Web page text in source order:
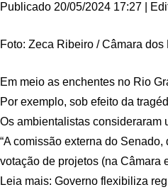
Publicado 20/05/2024 17:27 |
Foto: Zeca Ribeiro / Câmara dos
Em meio as enchentes no Rio
Por exemplo, sob efeito da
Os ambientalistas consideraram
“A comissão externa do
votação de projetos (na Câmara
Leia mais: Governo flexibiliza